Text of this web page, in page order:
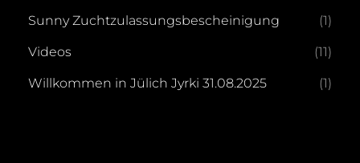
Sunny Zuchtzulassungsbescheinigung (1)
Videos (11)
Willkommen in Jülich Jyrki 31.08.2025 (1)